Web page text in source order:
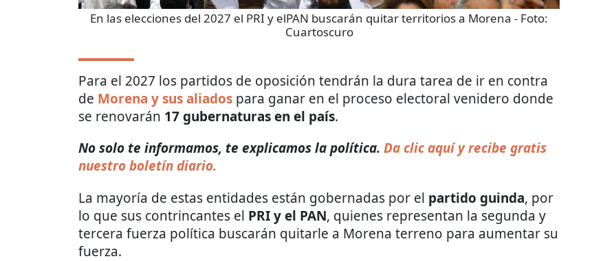
En las elecciones del 2027 el PRI y elPAN buscarán quitar territorios a Morena - Foto:
Cuartoscuro
Para el 2027 los partidos de oposición tendrán la dura tarea de ir en contra
de Morena y sus aliados para ganar en el proceso electoral venidero donde
se renovarán 17 gubernaturas en el país.
No solo te informamos, te explicamos la política. Da clic aquí y recibe gratis
nuestro boletín diario.
La mayoría de estas entidades están gobernadas por el partido guinda, por
lo que sus contrincantes el PRI y el PAN, quienes representan la segunda y
tercera fuerza política buscarán quitarle a Morena terreno para aumentar su
fuerza.